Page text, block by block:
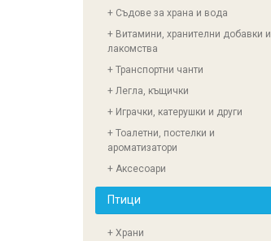
+ Съдове за храна и вода
+ Витамини, хранителни добавки и
лакомства
+ Транспортни чанти
+ Легла, къщички
+ Играчки, катерушки и други
+ Тоалетни, постелки и
ароматизатори
+ Аксесоари
Птици
+ Храни